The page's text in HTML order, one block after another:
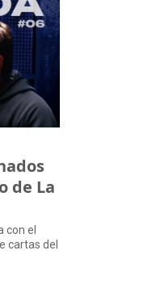
de La
con el
cartas del